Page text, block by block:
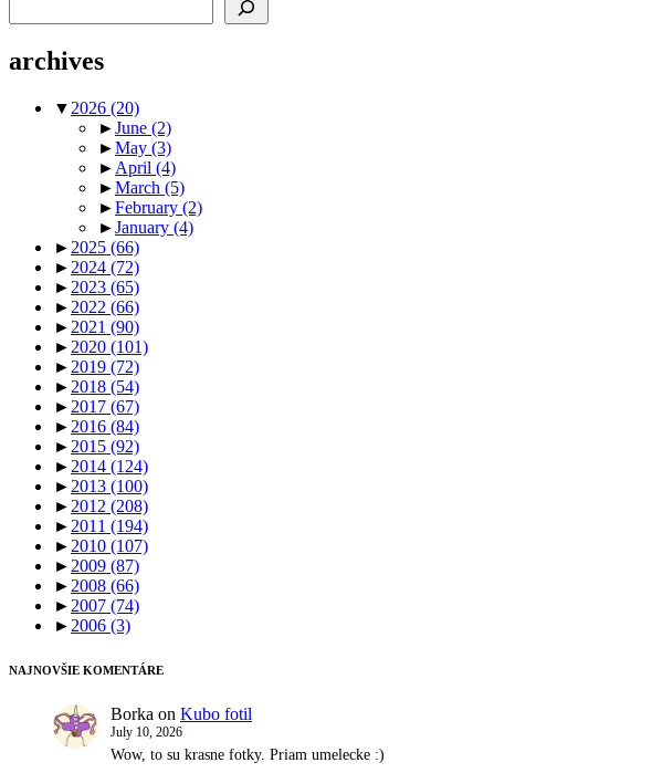
archives
▼ 2026 (20)
►June (2)
►May (3)
► April (4)
►March (5)
►February (2)
►January (4)
► 2025 (66)
► 2024 (72)
► 2023 (65)
► 2022 (66)
► 2021 (90)
► 2020 (101)
► 2019 (72)
► 2018 (54)
► 2017 (67)
► 2016 (84)
► 2015 (92)
► 2014 (124)
► 2013 (100)
► 2012 (208)
► 2011 (194)
► 2010 (107)
► 2009 (87)
► 2008 (66)
► 2007 (74)
► 2006 (3)
NAJNOVŠIE KOMENTÁRE
Borka on Kubo fotil
July 10, 2026
Wow, to su krasne fotky. Priam umelecke :)